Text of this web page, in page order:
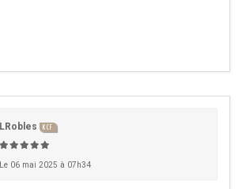
LRobles KCF
Le 06 mai 2025 à 07h34